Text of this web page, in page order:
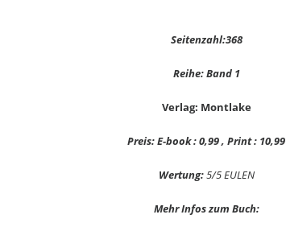
Seitenzahl:368
Reihe: Band 1
Verlag: Montlake
Preis: E-book : 0,99 , Print : 10,99
Wertung:5/5 EULEN
Mehr Infos zum Buch: